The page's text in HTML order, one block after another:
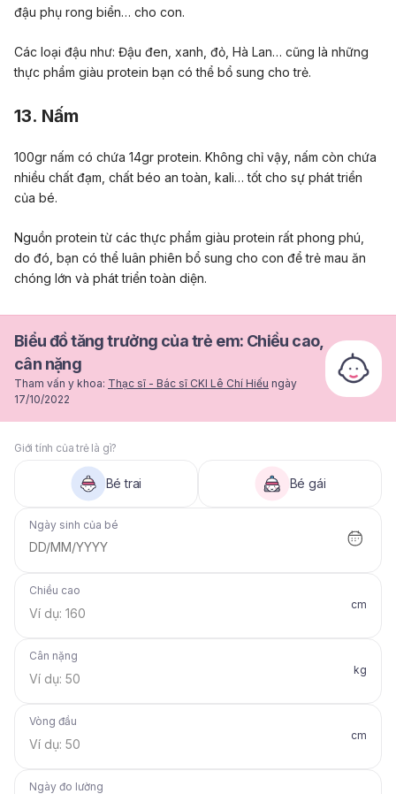
đậu phụ rong biển… cho con.
Các loại đậu như: Đậu đen, xanh, đỏ, Hà Lan… cũng là những
thực phẩm giàu protein bạn có thể bổ sung cho trẻ.
13. Nấm
100gr nấm có chứa 14gr protein. Không chỉ vậy, nấm còn chứa
nhiều chất đạm, chất béo an toàn, kali… tốt cho sự phát triển
của bé.
Nguồn protein từ các thực phẩm giàu protein rất phong phú,
do đó, bạn có thể luân phiên bổ sung cho con để trẻ mau ăn
chóng lớn và phát triển toàn diện.
Biểu đồ tăng trưởng của trẻ em: Chiều cao,
cân nặng
Tham vấn y khoa: Thạc sĩ - Bác sĩ CKI Lê Chí Hiếu ngày
17/10/2022
Giới tính của trẻ là gì?
Bé trai Bé gái
Ngày sinh của bé
DD/MM/YYYY
Chiều cao
cm
Cân nặng
kg
Vòng đầu
cm
Ngày đo lường